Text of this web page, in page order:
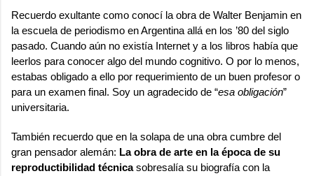
Recuerdo exultante como conocí la obra de Walter Benjamin en
la escuela de periodismo en Argentina allá en los ’80 del siglo
pasado. Cuando aún no existía Internet y a los libros había que
leerlos para conocer algo del mundo cognitivo. O por lo menos,
estabas obligado a ello por requerimiento de un buen profesor o
para un examen final. Soy un agradecido de “esa obligación”
universitaria.
También recuerdo que en la solapa de una obra cumbre del
gran pensador alemán: La obra de arte en la época de su
reproductibilidad técnicasobresalía su biografía con la